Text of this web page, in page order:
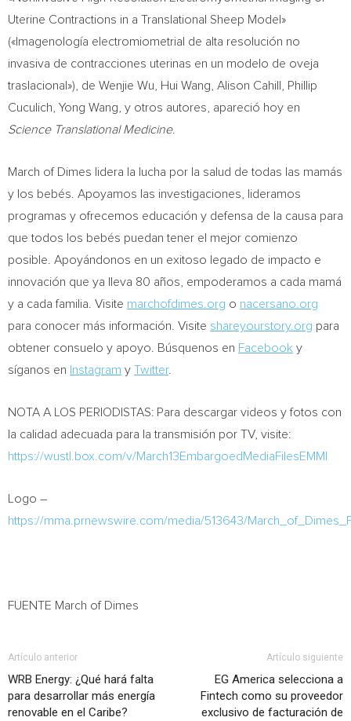
Uterine Contractions in a Translational Sheep Model»
(«Imagenología electromiometrial de alta resolución no
invasiva de contracciones uterinas en un modelo de oveja
traslacional»), de Wenjie Wu Hui Wang Alison Cahill
Phillip
Cuculich Yong Wang , y otros autores, apareció hoy en
Science Translational Medicine.
March of Dimes lidera la lucha por la salud de todas las mamás
y los bebés. Apoyamos las investigaciones, lideramos
programas y ofrecemos educación y defensa de la causa para
que todos los bebés puedan tener el mejor comienzo
posible. Apoyándonos en un exitoso legado de impacto e
innovación que ya lleva 80 años, empoderamos a cada mamá
y a cada familia. Visite marchofdimes.org o nacersano.org
para conocer más información. Visite shareyourstory.org para
obtener consuelo y apoyo. Búsquenos en Facebook y
síganos en Instagram y Twitter.
NOTA A LOS PERIODISTAS: Para descargar videos y fotos con
la calidad adecuada para la transmisión por TV, visite:
https://wustl.box.com/v/March13EmbargoedMediaFilesEMMI
Logo –
https://mma.prnewswire.com/media/513643/
FUENTE March of Dimes
Artículo anterior
WRB Energy: ¿Qué hará falta
para desarrollar más energía
renovable en el Caribe?
Artículo siguiente
EG America selecciona a
Fintech como su proveedor
exclusivo de facturación de